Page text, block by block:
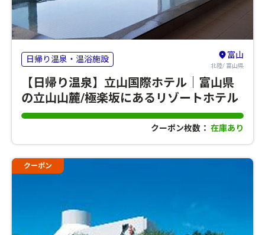
日帰り温泉・温浴施設 富山
北陸/ 富山県
【日帰り温泉】立山国際ホテル｜富山県
の立山山麓/極楽坂にあるリゾートホテル
クーポン枚数： 在庫あり
クーポン